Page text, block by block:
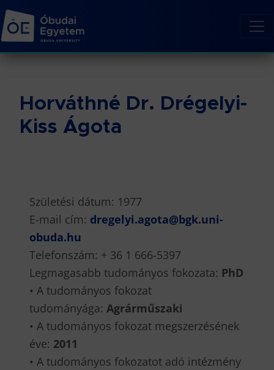
Horváthné Dr. Drégelyi-
Kiss Ágota
Születési dátum: 1977
E-mail cím: dregelyi.agota@bgk.uni-
obuda.hu
Telefonszám: + 36 1 666-5397
Legmagasabb tudományos fokozata: PhD
• A tudományos fokozat
tudományága: Agrárműszaki
• A tudományos fokozat megszerzésének
éve: 2011
• A tudományos fokozatot adó intézmény